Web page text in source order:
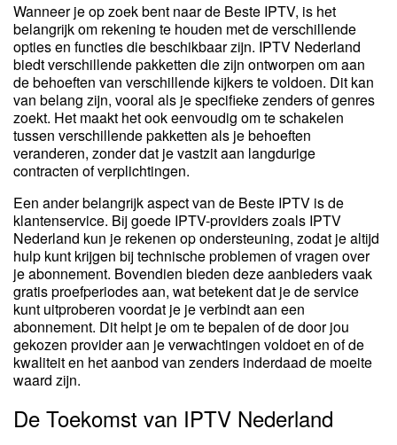
Wanneer je op zoek bent naar de Beste IPTV, is het
belangrijk om rekening te houden met de verschillende
opties en functies die beschikbaar zijn. IPTV Nederland
biedt verschillende pakketten die zijn ontworpen om aan
de behoeften van verschillende kijkers te voldoen. Dit kan
van belang zijn, vooral als je specifieke zenders of genres
zoekt. Het maakt het ook eenvoudig om te schakelen
tussen verschillende pakketten als je behoeften
veranderen, zonder dat je vastzit aan langdurige
contracten of verplichtingen.
Een ander belangrijk aspect van de Beste IPTV is de
klantenservice. Bij goede IPTV-providers zoals IPTV
Nederland kun je rekenen op ondersteuning, zodat je altijd
hulp kunt krijgen bij technische problemen of vragen over
je abonnement. Bovendien bieden deze aanbieders vaak
gratis proefperiodes aan, wat betekent dat je de service
kunt uitproberen voordat je je verbindt aan een
abonnement. Dit helpt je om te bepalen of de door jou
gekozen provider aan je verwachtingen voldoet en of de
kwaliteit en het aanbod van zenders inderdaad de moeite
waard zijn.
De Toekomst van IPTV Nederland